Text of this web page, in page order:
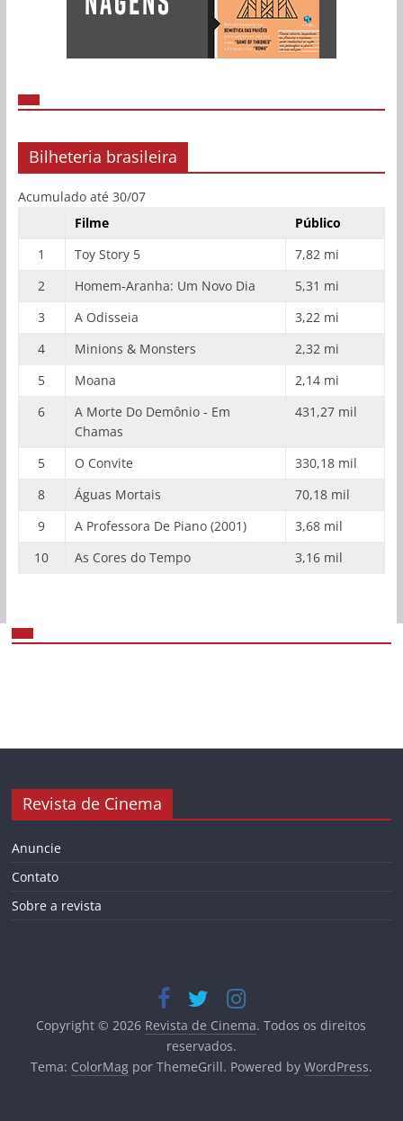
Bilheteria brasileira
Acumulado até 30/07
Filme
Público
1
Toy Story 5
7,82 mi
2
Homem-Aranha: Um Novo Dia
5,31 mi
3
A Odisseia
3,22 mi
4
Minions & Monsters
2,32 mi
5
Moana
2,14 mi
6
A Morte Do Demônio - Em
Chamas
431,27 mil
5 O Convite
330,18 mil
8
Águas Mortais
70,18 mil
9
A Professora De Piano (2001)
3,68 mil
10
As Cores do Tempo 3,16 mil
Revista de Cinema
Anuncie
Contato
Sobre a revista
Copyright © 2026 Revista de Cinema. Todos os direitos
reservados.
Tema: ColorMagpor ThemeGrill. Powered by WordPress.